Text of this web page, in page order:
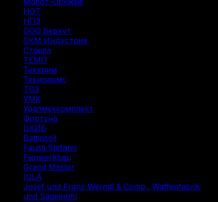
НОТ
НПЗ
ООО Беркут
СКМ Индустрия
Стрела
ТЕМП
Техкрим
Техноармс
ТОЗ
УМК
Уралмехкомплект
Фортуна
ЦКИБ
Battinsoli
Fausti Stefano
Feinwerkbau
Grand Master
IGLA
Josef und Franz Werndl & Comp., Waffenfabrik
und Sägemühl